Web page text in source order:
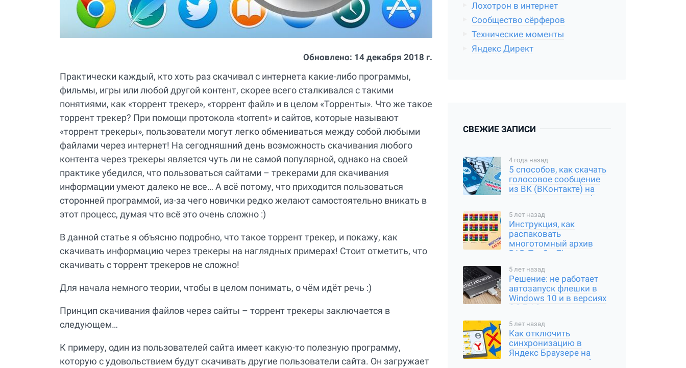
Обновлено: 14 декабря 2018 г.
Практически каждый, кто хоть раз скачивал с интернета какие-либо программы,
фильмы, игры или любой другой контент, скорее всего сталкивался с такими
понятиями, как «торрент трекер», «торрент файл» и в целом «Торренты». Что же такое
торрент трекер? При помощи протокола «torrent» и сайтов, которые называют
«торрент трекеры», пользователи могут легко обмениваться между собой любыми
файлами через интернет! На сегодняшний день возможность скачивания любого
контента через трекеры является чуть ли не самой популярной, однако на своей
практике убедился, что пользоваться сайтами – трекерами для скачивания
информации умеют далеко не все… А всё потому, что приходится пользоваться
сторонней программой, из-за чего новички редко желают самостоятельно вникать в
этот процесс, думая что всё это очень сложно :)
В данной статье я объясню подробно, что такое торрент трекер, и покажу, как
скачивать информацию через трекеры на наглядных примерах! Стоит отметить, что
скачивать с торрент трекеров не сложно!
Для начала немного теории, чтобы в целом понимать, о чём идёт речь :)
Принцип скачивания файлов через сайты – торрент трекеры заключается в
следующем…
К примеру, один из пользователей сайта имеет какую-то полезную программу,
которую с удовольствием будут скачивать другие пользователи сайта. Он загружает
Лохотрон в интернет
Сообщество сёрферов
Технические моменты
Яндекс Директ
СВЕЖИЕ ЗАПИСИ
4 года назад
5 способов, как скачать
голосовое сообщение
из ВК (ВКонтакте) на
компьютер и смартфон
5 лет назад
Инструкция, как
распаковать
многотомный архив
RAR, Tar Gz, Zip и другие
5 лет назад
Решение: не работает
автозапуск флешки в
Windows 10 и в версиях
ОС 7 / 8
5 лет назад
Как отключить
синхронизацию в
Яндекс Браузере на
компьютере и телефоне